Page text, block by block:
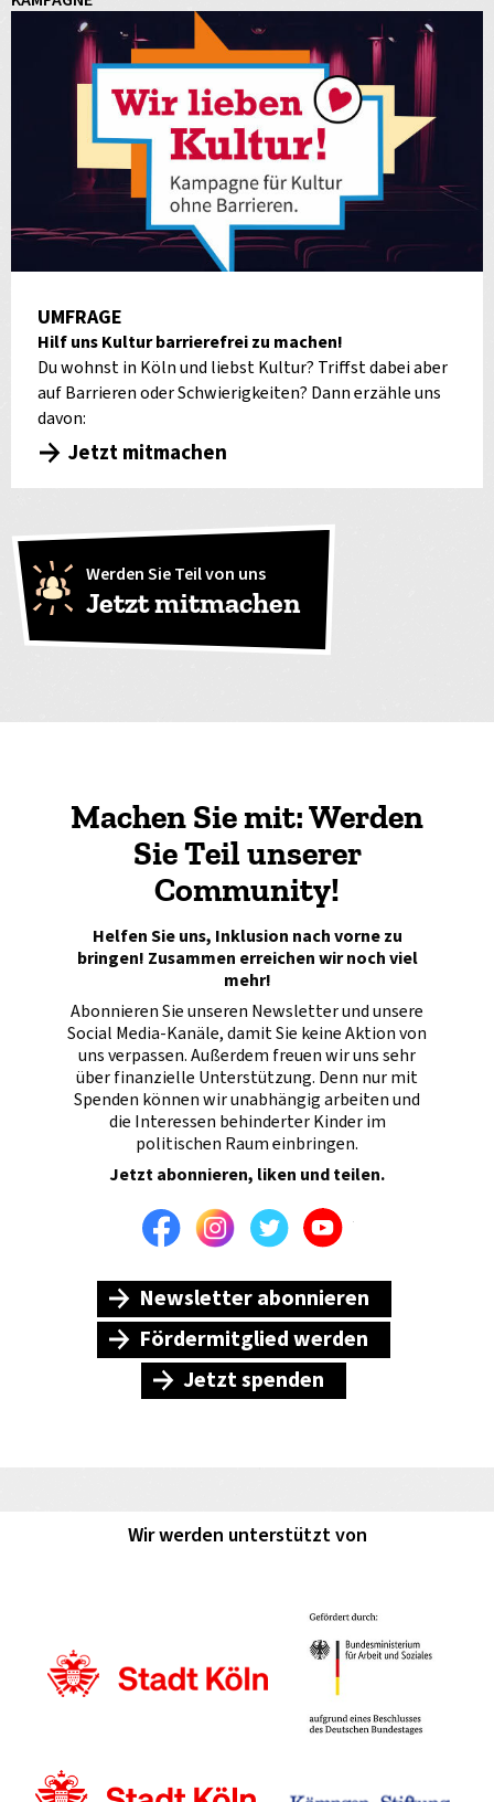
UMFRAGE
Hilf uns Kultur barrierefrei zu machen!
Du wohnst in Köln und liebst Kultur? Triffst dabei aber
auf Barrieren oder Schwierigkeiten? Dann erzähle uns
davon:
Jetzt mitmachen
Werden Sie Teil von uns
Jetzt mitmachen
Machen Sie mit: Werden
Sie Teil unserer
Community!
Helfen Sie uns, Inklusion nach vorne zu
bringen! Zusammen erreichen wir noch viel
mehr!
Abonnieren Sie unseren Newsletter und unsere
Social Media-Kanäle, damit Sie keine Aktion von
uns verpassen. Außerdem freuen wir uns sehr
über finanzielle Unterstützung. Denn nur mit
Spenden können wir unabhängig arbeiten und
die Interessen behinderter Kinder im
politischen Raum einbringen.
Jetzt abonnieren, liken und teilen.
FacebookInstagramTwitterYoutube
Newsletter abonnieren
Fördermitglied werden
Jetzt spenden
Wir werden unterstützt von